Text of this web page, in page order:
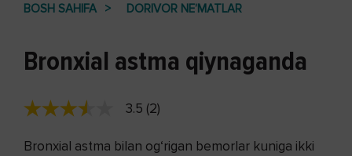
BOSH SAHIFA DORIVOR NE’MATLAR
Bronxial astma qiynaganda
3.5 (2)
Bronxial astma bilan og‘rigan bemorlar kuniga ikki